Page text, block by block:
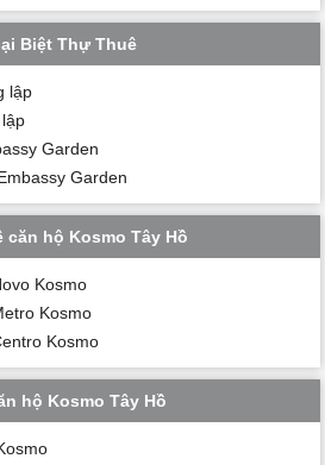
Biệt Thự Thuê
lập
Garden
Garden
căn hộ Kosmo Tây Hồ
Kosmo
Kosmo
Kosmo
hộ Kosmo Tây Hồ